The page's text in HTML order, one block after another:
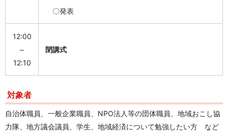
〇発表
12:00
～
12:10
閉講式
対象者
自治体職員、一般企業職員、NPO法人等の団体職員、地域おこし協
力隊、地方議会議員、学生、地域経済について勉強したい方 など